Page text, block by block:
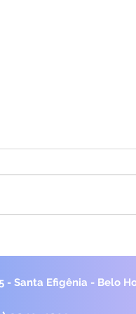
os
- Santa Efigênia - Belo